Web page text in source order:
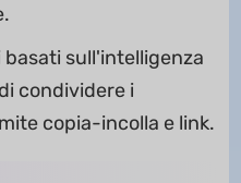
sull'intelligenza
condividere i
copia-incolla e link.